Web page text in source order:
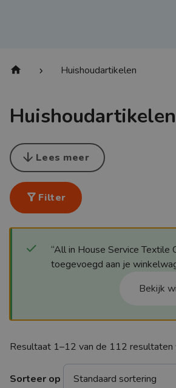
home chevron_right Huishoudartikelen
Huishoudartikelen
arrow_downward Lees meer
filter_alt Filter
“All in House Service Textile
toegevoegd aan je
Bekijk
Resultaat 1–12 van de 112
Sorteer op